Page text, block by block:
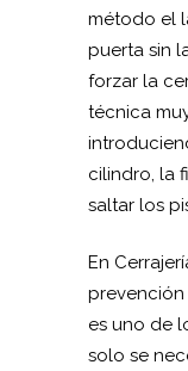
método el
puerta sin
forzar la
técnica
cilindro, la
saltar los
En
es uno de
solo se